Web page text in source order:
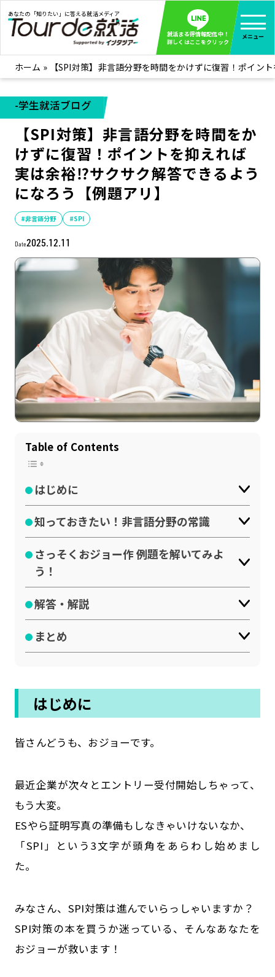
あなたの「知りたい」に答える就活メディア
就活まる得情報配信中！
詳しくはここをクリック
メニュー
就活ノウハウ 全て見る
企業まる見え！特捜部
みんなが知らない企業の裏側を徹底調査！
インタツアー活動レポ 全て見る
インタツアーを使ってどうだった？OBOG成功談
社会人インタビュー 全て見る
社会人になった今、就活を振り返ってみた
学生就活ブログ
学生ライターが教える、今就活でやるべきこと
企業・業界研究はインタツアー
記事一覧
インタツアー活用法
LINE登録
サイトマップ
プライバシーポリシー
ホーム » 【SPI対策】非言語分野を時間をかけずに復習！ポイ
-学生就活ブログ
【SPI対策】非言語分野を時間をか
けずに復習！ポイントを抑えれば
実は余裕⁉サクサク解答できるよう
になろう【例題アリ】
#非言語分野 #SPI
Date2025.12.11
Table of Contents
はじめに
知っておきたい！非言語分野の常識
さっそくおジョー作 例題を解いてみよ
う！
解答・解説
まとめ
はじめに
皆さんどうも、おジョーです。
最近企業が次々とエントリー受付開始しちゃって、
もう大変。
ESやら証明写真の準備もしなきゃいけないなか、
「SPI」という3文字が頭角をあらわし始めまし
た。
みなさん、SPI対策は進んでいらっしゃいますか？
SPI対策の本を買うか迷っている、そんなあなたを
おジョーが救います！